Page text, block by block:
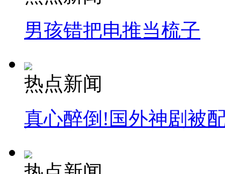
男孩错把电推当梳子
热点新闻
真心醉倒!国外神剧被